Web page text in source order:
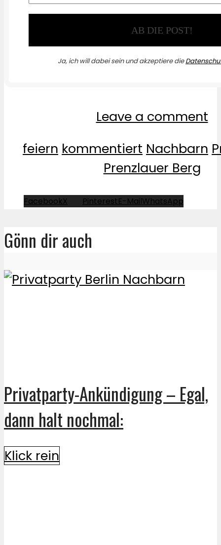
Ja, ich will dabei sein und akzeptiere die
Leave a comment
feiern kommentiert Nachbarn
Prenzlauer Berg
FacebookX PinterestE-MailWhatsApp
Gönn dir auch
Privatparty-Ankündigung – Egal,
dann halt nochmal:
Klick rein